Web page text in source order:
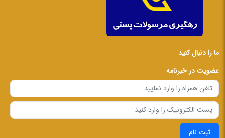
ما را دنبال کنید
عضویت در خبرنامه
ثبت نام